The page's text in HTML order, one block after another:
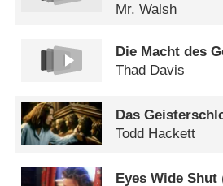
Mr. Walsh
Die Macht des
Thad Davis
Das
Todd Hackett
Eyes Wide Shut